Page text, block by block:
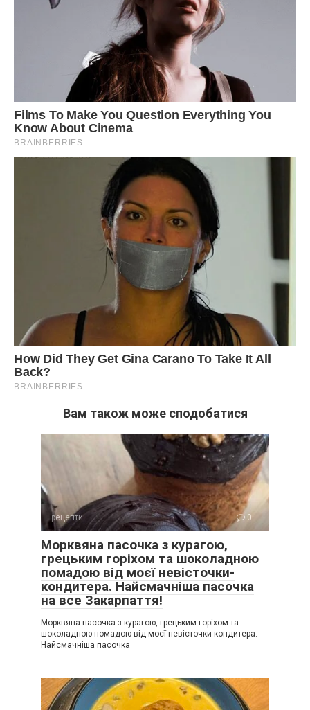
Вам також може сподобатися
рецепти 0
Морквяна пасочка з курагою,
грецьким горіхом та шоколадною
помадою від моєї невісточки-
кондитера. Найсмачніша пасочка
на все Закарпаття!
Морквяна пасочка з курагою, грецьким горіхом та
шоколадною помадою від моєї невісточки-кондитера.
Найсмачніша пасочка